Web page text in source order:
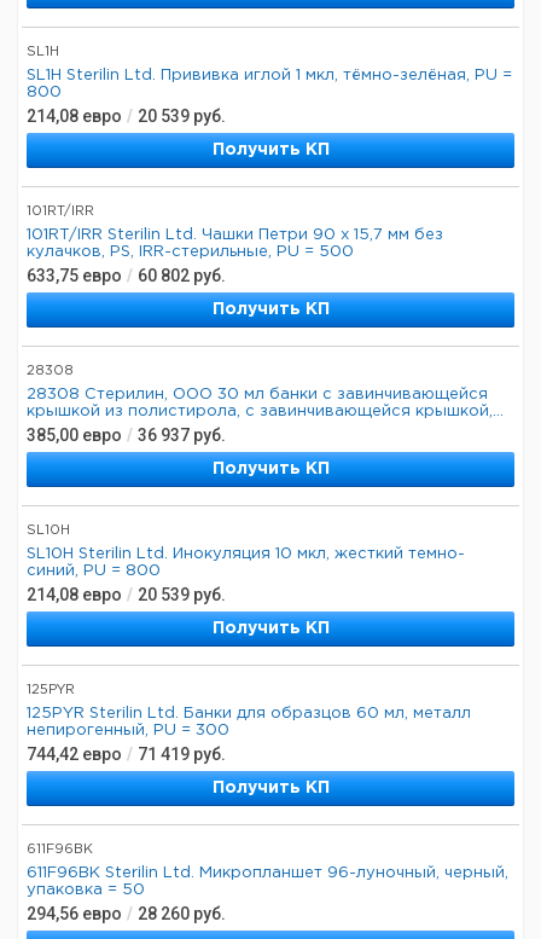
SL1H
SL1H Sterilin Ltd. Прививка иглой 1 мкл, тёмно-зелёная, PU =
800
214,08 евро / 20 539 руб.
Получить КП
101RT/IRR
101RT/IRR Sterilin Ltd. Чашки Петри 90 х 15,7 мм без
кулачков, PS, IRR-стерильные, PU = 500
633,75 евро / 60 802 руб.
Получить КП
28308
28308 Стерилин, ООО 30 мл банки с завинчивающейся
крышкой из полистирола, с завинчивающейся крышкой,...
385,00 евро / 36 937 руб.
Получить КП
SL10H
SL10H Sterilin Ltd. Инокуляция 10 мкл, жесткий темно-
синий, PU = 800
214,08 евро / 20 539 руб.
Получить КП
125PYR
125PYR Sterilin Ltd. Банки для образцов 60 мл, металл
непирогенный, PU = 300
744,42 евро / 71 419 руб.
Получить КП
611F96BK
611F96BK Sterilin Ltd. Микропланшет 96-луночный, черный,
упаковка = 50
294,56 евро / 28 260 руб.